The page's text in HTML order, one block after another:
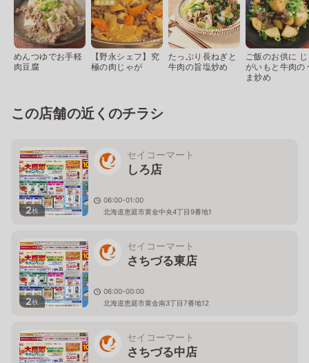
めんつゆでお手軽
肉豆腐
【野永シェフ】究
極の肉じゃが
たっぷり長ねぎと
牛肉の旨塩炒め
ご飯のお供に
がいもと牛肉の
ま炒め
この店舗の近くのチラシ
2枚
セイコーマート
しろ店
06:00-01:00
北海道恵庭市黄金中央4丁目9番地1
2枚
セイコーマート
さちづる東店
06:00-00:00
北海道恵庭市黄金南3丁目7番地12
セイコーマート
さちづる中店